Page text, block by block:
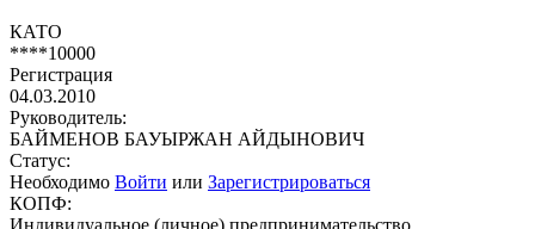
КАТО
****10000
Регистрация
04.03.2010
Руководитель:
БАЙМЕНОВ БАУЫРЖАН АЙДЫНОВИЧ
Статус:
Необходимо Войти или Зарегистрироваться
КОПФ:
Индивидуальное (личное) предпринимательство